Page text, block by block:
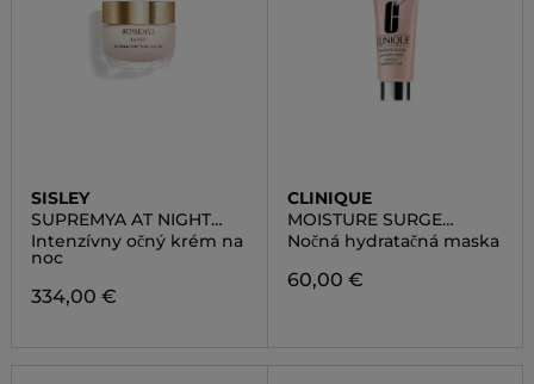
SISLEY
SUPREMYA AT NIGHT
EYE CREAM
Intenzívny očný krém na
noc
334,00 €
CLINIQUE
MOISTURE SURGE
OVERNIGHT MASK
Nočná hydratačná maska
60,00 €